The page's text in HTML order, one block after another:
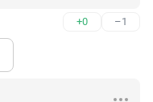
+0 –1